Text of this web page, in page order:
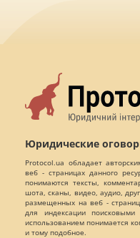
Юридические
Protocol.ua обладает
веб - страницах данного
понимаются тексты,
шота, сканы, видео, аудио,
размещенных на веб -
для индексации
использованием понимается
и тому подобное.